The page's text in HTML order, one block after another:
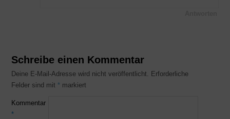
Schreibe einen Kommentar
Deine E-Mail-Adresse wird nicht veröffentlicht. Erforderliche
Felder sind mit * markiert
Kommentar
*